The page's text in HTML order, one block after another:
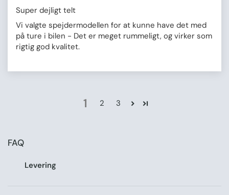
Super dejligt telt
Vi valgte spejdermodellen for at kunne have det med
på ture i bilen - Det er meget rummeligt, og virker som
rigtig god kvalitet.
1 2 3
FAQ
Levering